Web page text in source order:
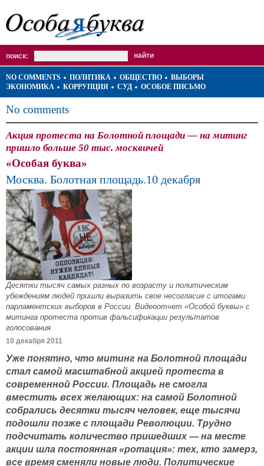
поиск:
NO COMMENTS ПОЛИТИКА ОБЩЕСТВО
ВЫБОРЫ
ЭКОНОМИКА
КОРРУПЦИЯ СУД ОСОБОЕ ПИСЬМО
No comments
Акция протеста на Болотной площади — на митинг
пришло больше 50 тыс. москвичей
«Особая буква»
Москва. Болотная площадь.10 декабря
Десятки тысяч самых разных по возрасту и политическим
убеждениям людей пришли выразить свое несогласие с итогами
парламентских выборов в России. Видеоотчет «Особой буквы» с
митинга протеста против фальсификации результатов
голосования
10 декабря 2011
Уже понятно, что митинг на Болотной площади
стал самой масштабной акцией протеста в
современной России. Площадь не смогла
вместить всех желающих: на самой Болотной
собрались десятки тысяч человек, еще тысячи
подошли позже с площади Революции. Трудно
подсчитать количество пришедших — на месте
акции шла постоянная «ротация»: тех, кто замерз,
все время сменяли новые люди. Политические